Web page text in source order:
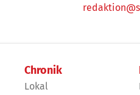
Chronik
Lokal